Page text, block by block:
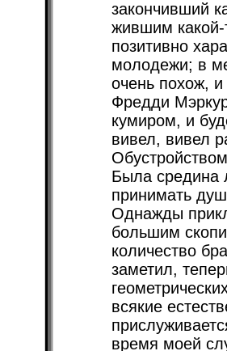
закончивший
жившим какой-
позитивно
молодежи; в
очень похож,
Фредди
кумиром, и
вивел, вивел
Была средина
принимать
Однажды
большим
количество
заметил,
всякие
время моей